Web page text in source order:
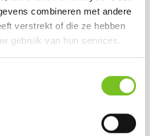
combineren met andere
verstrekt of die ze hebben
gebruik van hun services.
€ 55.36incl. BTW
(bij afname van 1
doos)